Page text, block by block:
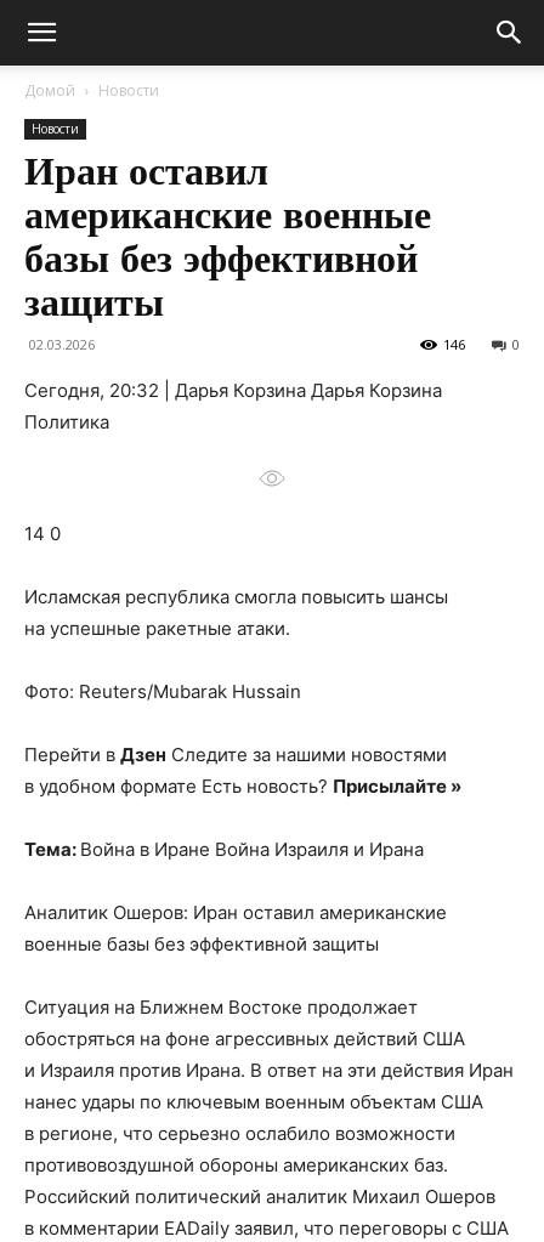
Домой Новости
Новости
Иран оставил
американские военные
базы без эффективной
защиты
02.03.2026 0
146
Сегодня, 20:32 | Дарья Корзина Дарья Корзина
Политика
14 0
Исламская республика смогла повысить шансы
на успешные ракетные атаки.
Фото: Reuters/Mubarak Hussain
Перейти в Дзен Следите за нашими новостями
в удобном формате Есть новость? Присылайте »
Тема: Война в Иране Война Израиля и Ирана
Аналитик Ошеров: Иран оставил американские
военные базы без эффективной защиты
Ситуация на Ближнем Востоке продолжает
обостряться на фоне агрессивных действий США
и Израиля против Ирана. В ответ на эти действия Иран
нанес удары по ключевым военным объектам США
в регионе, что серьезно ослабило возможности
противовоздушной обороны американских баз.
Российский политический аналитик Михаил Ошеров
в комментарии EADaily заявил, что переговоры с США